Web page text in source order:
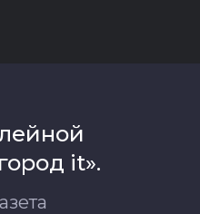
it».